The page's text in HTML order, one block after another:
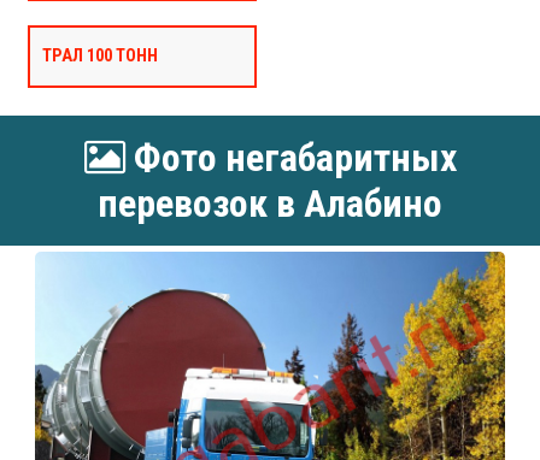
ТРАЛ 100 ТОНН
Фото негабаритных
перевозок в Алабино